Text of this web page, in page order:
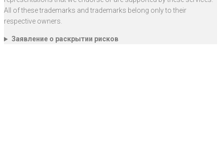
All of these trademarks and trademarks belong only to their
respective owners.
Заявление о раскрытии рисков